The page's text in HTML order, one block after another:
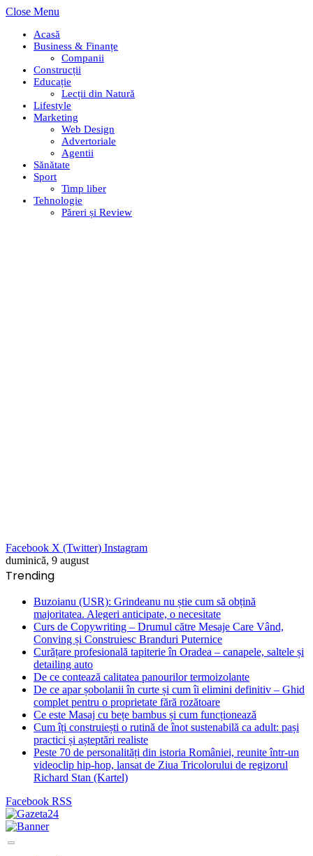
Close Menu
Acasă
Business & Finanțe
Companii
Construcții
Educație
Lecții din Natură
Lifestyle
Marketing
Web Design
Advertoriale
Agentii
Sănătate
Sport
Timp liber
Tehnologie
Păreri și Review
Facebook X (Twitter) Instagram
duminică, 9 august
Trending
Buzoianu (USR): Grindeanu nu știe cum să obțină
majoritatea. Alegeri anticipate, o necesitate
Curs de Copywriting – Drumul către Mesaje Care Vând,
Conving și Construiesc Branduri Puternice
Curățare profesională tapiterie în Oradea – canapele, saltele și
detailing auto
De ce contează calitatea panourilor termoizolante
De ce apar șobolanii în curte și cum îi elimini definitiv – Ghid
complet pentru o proprietate fără rozătoare
Ce este Masaj cu bețe bambus și cum funcționează
Cum îți construiești o rutină de înot sustenabilă ca adult: pași
practici și așteptări realiste
Peste 70 de personalități din istoria României, reunite într-un
videoclip hip-hop, lansat de Ziua Tricolorului de regizorul
Richard Stan (Kartel)
Facebook RSS